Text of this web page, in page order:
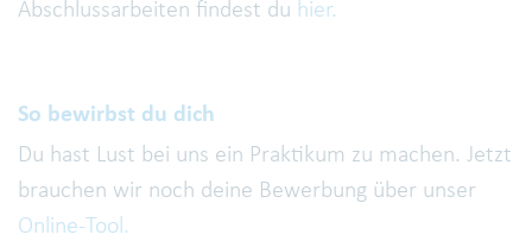
Abschlussarbeiten findest du hier.
So bewirbst du dich
Du hast Lust bei uns ein Praktikum zu machen. Jetzt
brauchen wir noch deine Bewerbung über unser
Online-Tool.